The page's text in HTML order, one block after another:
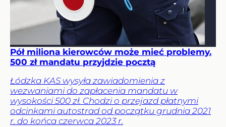
Pół miliona kierowców może mieć problemy.
500 zł mandatu przyjdzie pocztą
Łódzka KAS wysyła zawiadomienia z
wezwaniami do zapłacenia mandatu w
wysokości 500 zł. Chodzi o przejazd płatnymi
odcinkami autostrad od początku grudnia 2021
r. do końca czerwca 2023 r.